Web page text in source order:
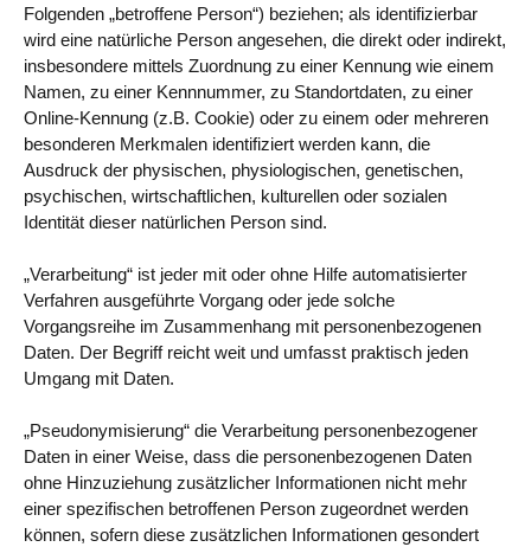
Folgenden „betroffene Person“) beziehen; als identifizierbar
wird eine natürliche Person angesehen, die direkt oder indirekt,
insbesondere mittels Zuordnung zu einer Kennung wie einem
Namen, zu einer Kennnummer, zu Standortdaten, zu einer
Online-Kennung (z.B. Cookie) oder zu einem oder mehreren
besonderen Merkmalen identifiziert werden kann, die
Ausdruck der physischen, physiologischen, genetischen,
psychischen, wirtschaftlichen, kulturellen oder sozialen
Identität dieser natürlichen Person sind.
„Verarbeitung“ ist jeder mit oder ohne Hilfe automatisierter
Verfahren ausgeführte Vorgang oder jede solche
Vorgangsreihe im Zusammenhang mit personenbezogenen
Daten. Der Begriff reicht weit und umfasst praktisch jeden
Umgang mit Daten.
„Pseudonymisierung“ die Verarbeitung personenbezogener
Daten in einer Weise, dass die personenbezogenen Daten
ohne Hinzuziehung zusätzlicher Informationen nicht mehr
einer spezifischen betroffenen Person zugeordnet werden
können, sofern diese zusätzlichen Informationen gesondert